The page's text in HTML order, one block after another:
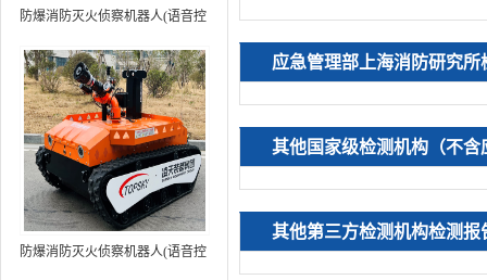
防爆消防灭火侦察机器人(语音控
MC80BD（第6代）
防爆消防灭火侦察机器人(语音控
应急管理部上海消防研究所
其他国家级检测机构（不
其他第三方检测机构检测报